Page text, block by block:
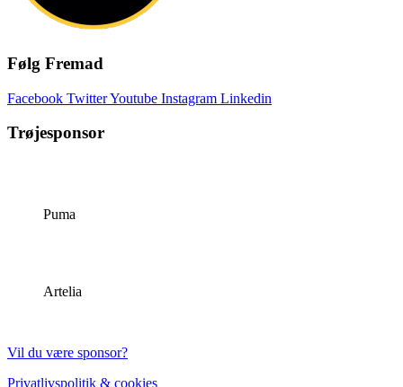
Følg Fremad
Facebook TwitterYoutube Instagram Linkedin
Trøjesponsor
Puma
Artelia
Vil du være sponsor?
Privatlivspolitik & cookies